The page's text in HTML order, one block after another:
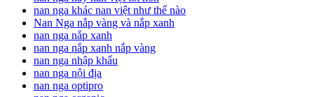
nan nga khác nan việt như thế nào
Nan Nga nắp vàng và nắp xanh
nan nga nắp xanh
nan nga nắp xanh nắp vàng
nan nga nhập khẩu
nan nga nội địa
nan nga optipro